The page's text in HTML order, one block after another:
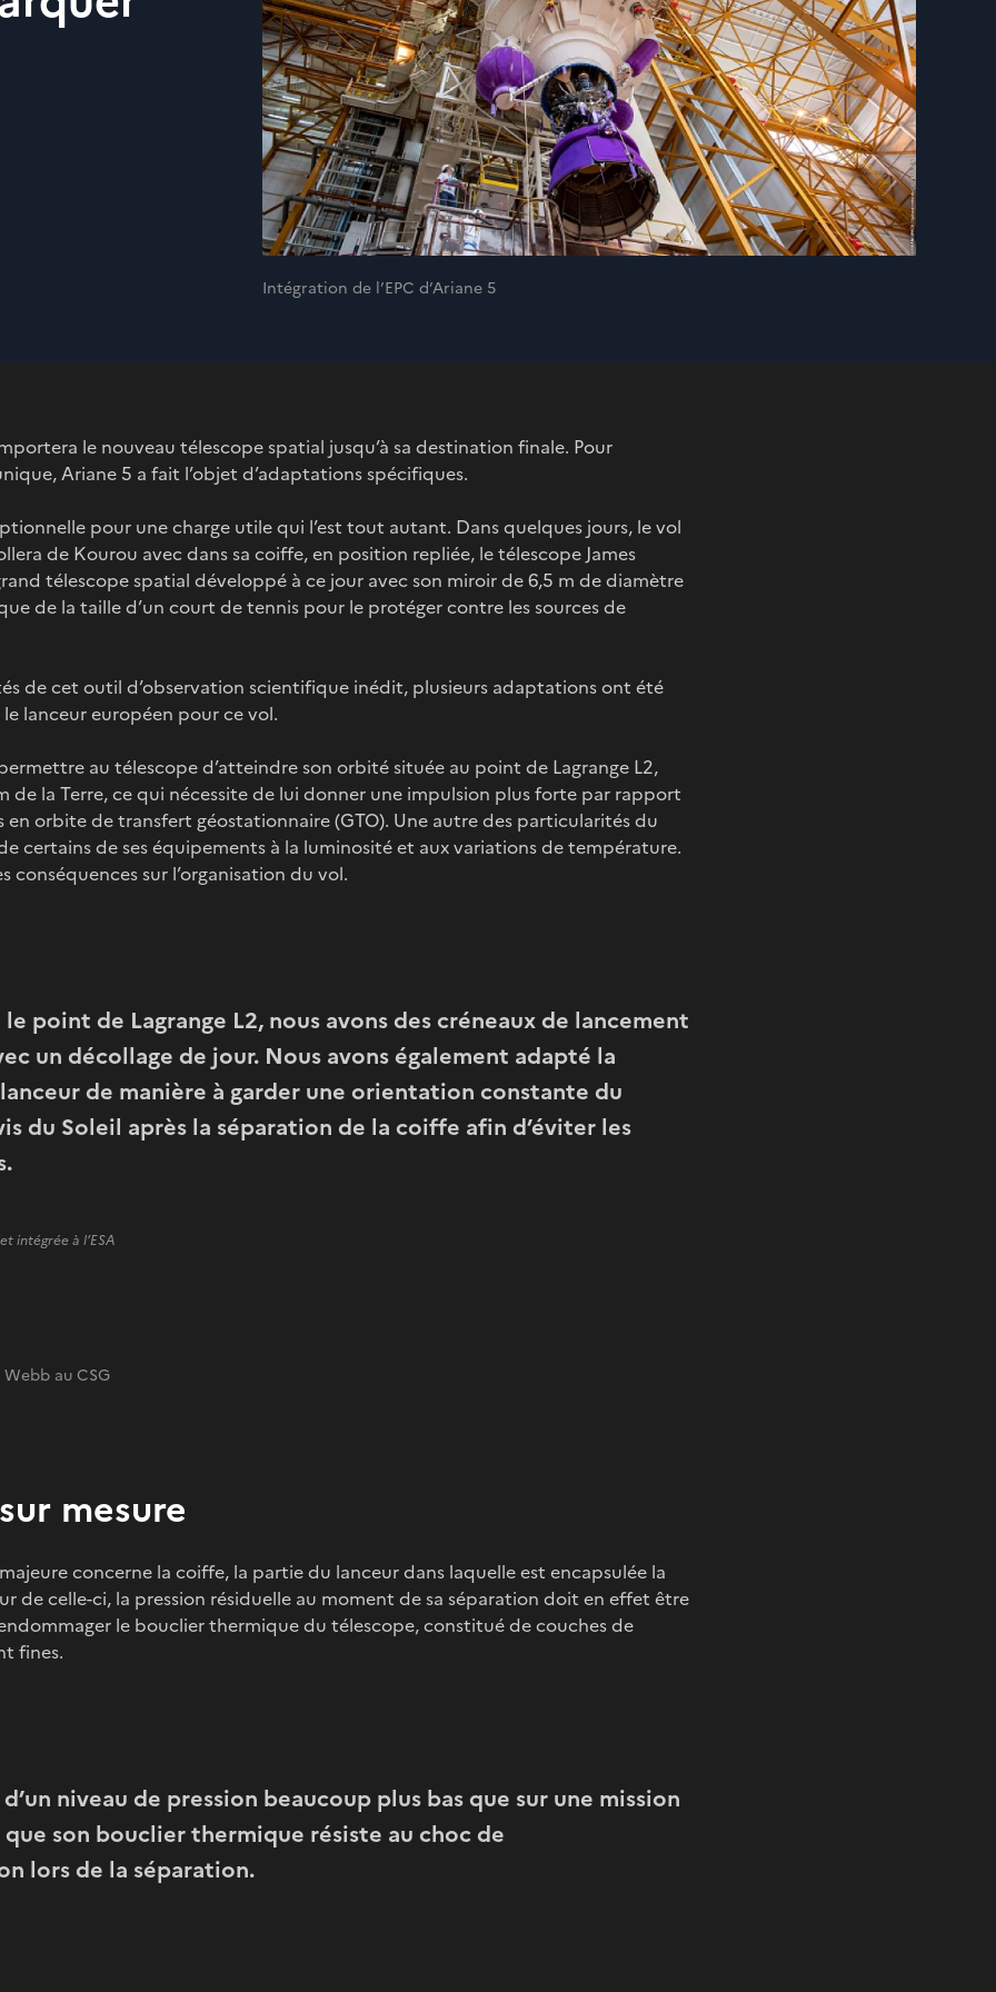
Intégration de l’EPC d’Ariane 5
le nouveau télescope spatial jusqu’à sa destination finale. Pour
Ariane 5 a fait l’objet d’adaptations spécifiques.
pour une charge utile qui l’est tout autant. Dans quelques jours, le vol
de Kourou avec dans sa coiffe, en position repliée, le télescope James
télescope spatial développé à ce jour avec son miroir de 6,5 m de diamètre
de la taille d’un court de tennis pour le protéger contre les sources de
de cet outil d’observation scientifique inédit, plusieurs adaptations ont été
lanceur européen pour ce vol.
au télescope d’atteindre son orbité située au point de Lagrange L2,
de la Terre, ce qui nécessite de lui donner une impulsion plus forte par rapport
en orbite de transfert géostationnaire (GTO). Une autre des particularités du
certains de ses équipements à la luminosité et aux variations de température.
conséquences sur l’organisation du vol.
point de Lagrange L2, nous avons des créneaux de lancement
un décollage de jour. Nous avons également adapté la
de manière à garder une orientation constante du
du Soleil après la séparation de la coiffe afin d’éviter les
intégrée à l’ESA
au CSG
mesure
concerne la coiffe, la partie du lanceur dans laquelle est encapsulée la
de celle-ci, la pression résiduelle au moment de sa séparation doit en effet être
le bouclier thermique du télescope, constitué de couches de
fines.
niveau de pression beaucoup plus bas que sur une mission
son bouclier thermique résiste au choc de
lors de la séparation.